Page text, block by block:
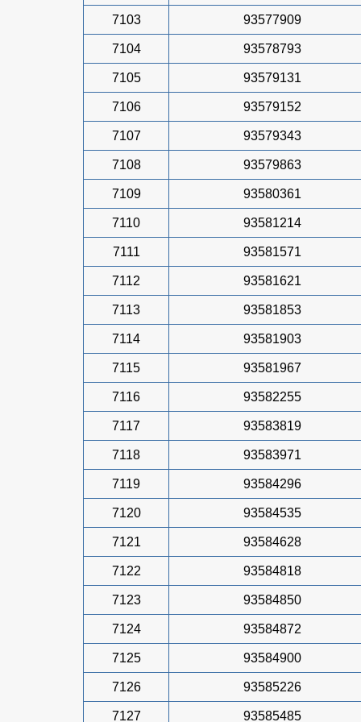
7103 93577909
7104 93578793
7105 93579131
7106 93579152
7107 93579343
7108 93579863
7109 93580361
7110 93581214
7111 93581571
7112 93581621
7113 93581853
7114 93581903
7115 93581967
7116 93582255
7117 93583819
7118 93583971
7119 93584296
7120 93584535
7121 93584628
7122 93584818
7123 93584850
7124 93584872
7125 93584900
7126 93585226
7127 93585485